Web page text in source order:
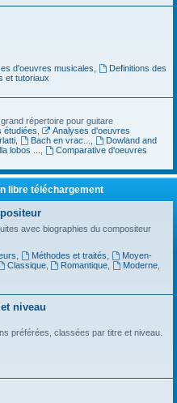
d'oeuvres musicales
Definitions des
et tutoriaux
répertoire pour guitare
étudiées
Analyses d'oeuvres
, Bach en vrac...
Dowland and
lobos ...
Comparative d'oeuvres
libre téléchargement
avec biographies du compositeur
Méthodes et traités
Moyen-
Classique, Romantique Moderne
niveau
préférées, classées par titre et niveau.